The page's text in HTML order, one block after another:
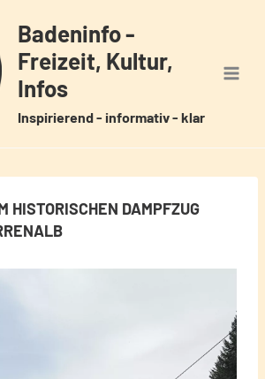
Badeninfo -
Freizeit, Kultur,
Infos
Inspirierend - informativ - klar
HISTORISCHEN DAMPFZUG